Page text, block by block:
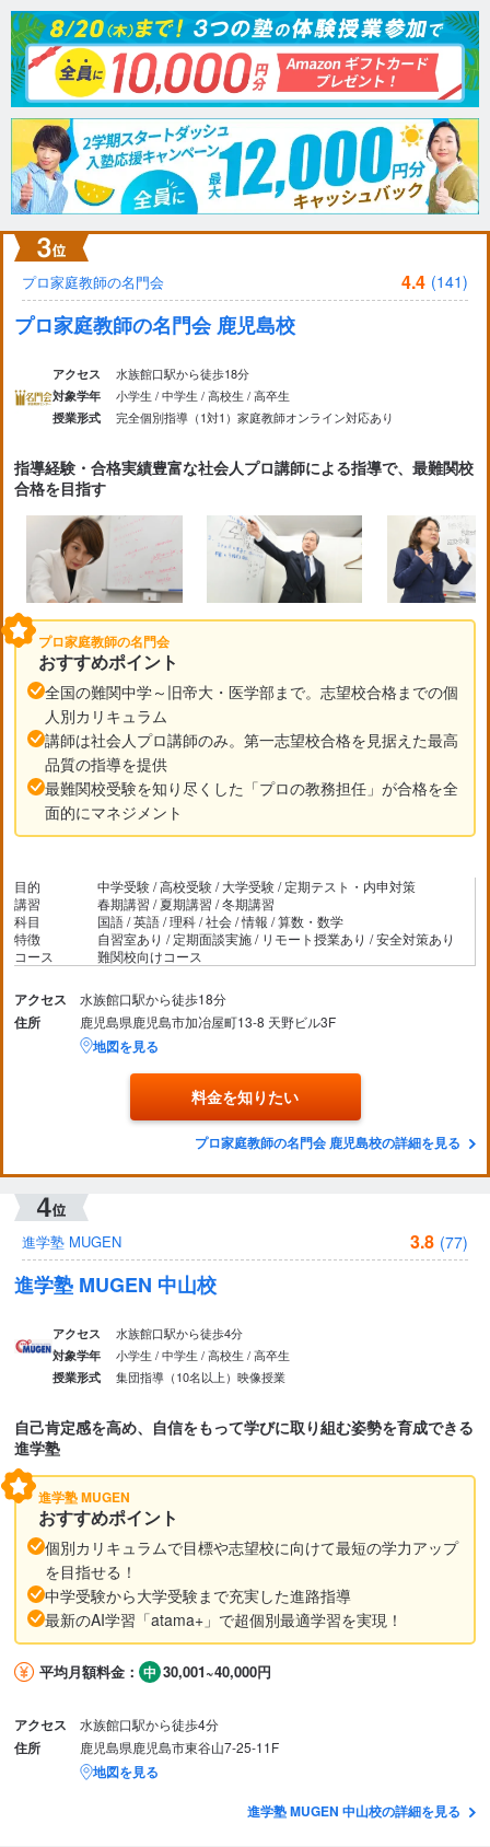
プロ家庭教師の名門会 4.4 (141)
プロ家庭教師の名門会 鹿児島校
アクセス 水族館口駅から徒歩18分
対象学年 小学生 / 中学生 / 高校生 / 高卒生
授業形式 完全個別指導（1対1） 家庭教師オンライン対応あり
指導経験・合格実績豊富な社会人プロ講師による指導で、最難関校
合格を目指す
プロ家庭教師の名門会
おすすめポイント
全国の難関中学～旧帝大・医学部まで。志望校合格までの個
人別カリキュラム
講師は社会人プロ講師のみ。第一志望校合格を見据えた最高
品質の指導を提供
最難関校受験を知り尽くした「プロの教務担任」が合格を全
面的にマネジメント
目的
中学受験 / 高校受験 / 大学受験 / 定期テスト・内申対策
講習
春期講習 / 夏期講習 / 冬期講習
科目
国語 / 英語 / 理科 / 社会 / 情報 / 算数・数学
特徴
自習室あり / 定期面談実施 / リモート授業あり / 安全対策あり
コース
難関校向けコース
アクセス 水族館口駅から徒歩18分
住所 鹿児島県鹿児島市加冶屋町13-8 天野ビル3F
地図を見る
料金を知りたい
プロ家庭教師の名門会 鹿児島校の詳細を見る
進学塾 MUGEN 3.8 (77)
進学塾 MUGEN 中山校
アクセス 水族館口駅から徒歩4分
対象学年 小学生 / 中学生 / 高校生 / 高卒生
授業形式 集団指導（10名以上） 映像授業
自己肯定感を高め、自信をもって学びに取り組む姿勢を育成できる
進学塾
進学塾 MUGEN
おすすめポイント
個別カリキュラムで目標や志望校に向けて最短の学力アップ
を目指せる！
中学受験から大学受験まで充実した進路指導
最新のAI学習「atama+」で超個別最適学習を実現！
平均月額料金： 30,001~40,000円
アクセス 水族館口駅から徒歩4分
住所 鹿児島県鹿児島市東谷山7-25-11F
地図を見る
進学塾 MUGEN 中山校の詳細を見る